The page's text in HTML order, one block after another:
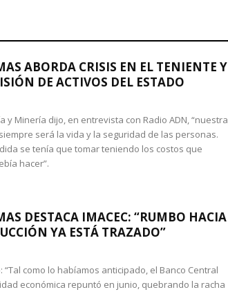
ABORDA CRISIS EN EL TENIENTE Y
DE ACTIVOS DEL ESTADO
y Minería dijo, en entrevista con Radio ADN, “nuestra
será la vida y la seguridad de las personas.
se tenía que tomar teniendo los costos que
hacer”.
DESTACA IMACEC: “RUMBO HACIA
YA ESTÁ TRAZADO”
“Tal como lo habíamos anticipado, el Banco Central
económica repuntó en junio, quebrando la racha